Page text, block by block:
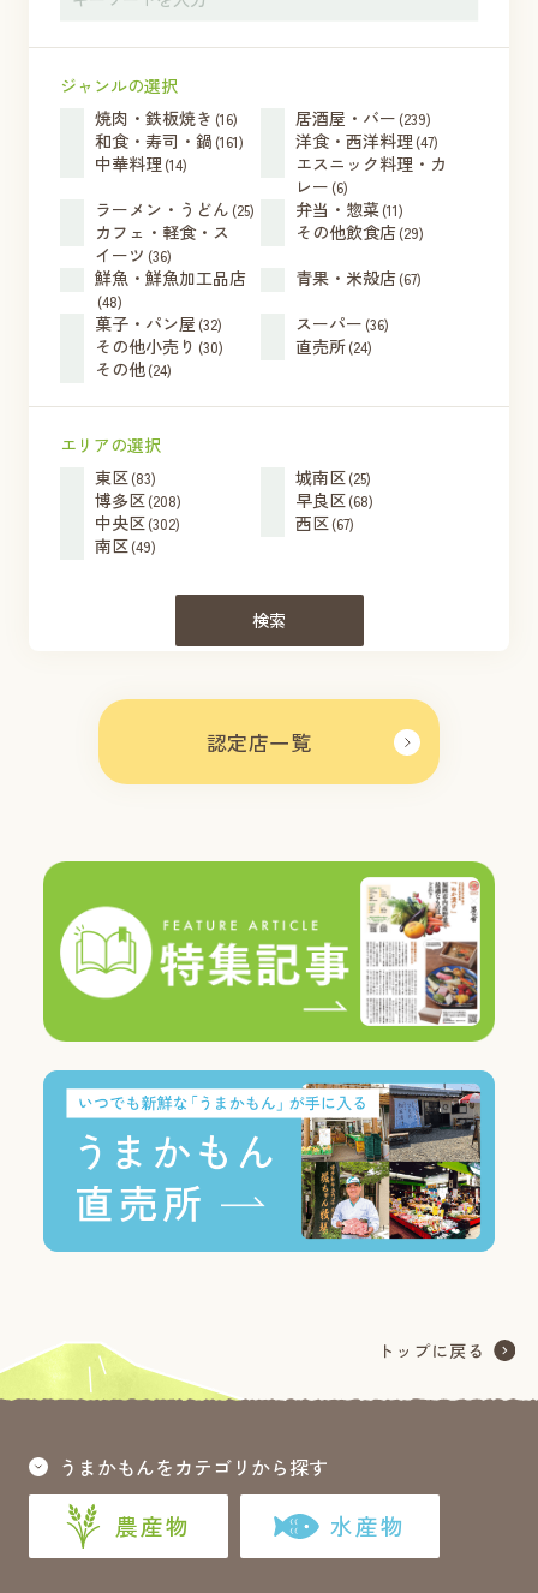
認定店一覧
ジャンルの選択
焼肉・鉄板焼き (16) 居酒屋・バー (239)
和食・寿司・鍋 (161) 洋食・西洋料理 (47)
中華料理 (14)
エスニック料理・カ
レー (6)
ラーメン・うどん (25) 弁当・惣菜(11)
カフェ・軽食・ス
イーツ (36)
その他飲食店(29)
鮮魚・鮮魚加工品店
(48)
青果・米殻店(67)
菓子・パン屋 (32) スーパー (36)
その他小売り (30) 直売所(24)
その他(24)
エリアの選択
東区(83) 城南区(25)
博多区(208) 早良区(68)
中央区(302) 西区(67)
南区(49)
検索
うまかもんをカテゴリから探す
農産物 水産物